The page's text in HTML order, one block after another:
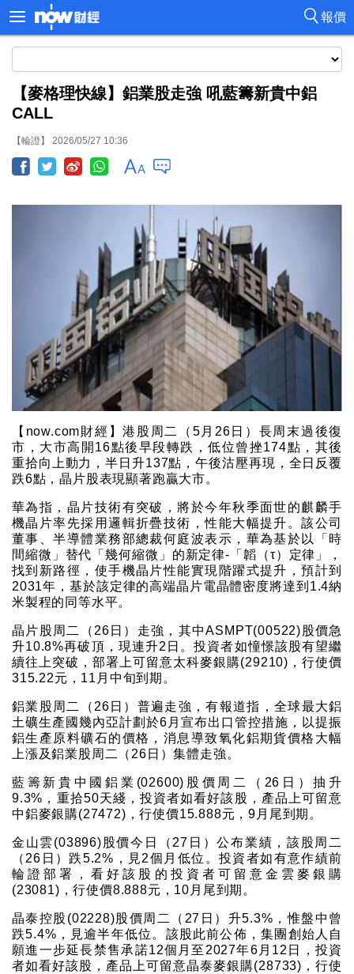
報價
【麥格理快線】鋁業股走強 吼藍籌新貴中鋁
CALL
【輪證】 2026/05/27 10:36
【now.com財經】港股周二（5月26日）長周末過後復
市，大市高開16點後早段轉跌，低位曾挫174點，其後
重拾向上動力，半日升137點，午後沽壓再現，全日反覆
跌6點，晶片股表現顯著跑贏大市。
華為指，晶片技術有突破，將於今年秋季面世的麒麟手
機晶片率先採用邏輯折疊技術，性能大幅提升。該公司
董事、半導體業務部總裁何庭波表示，華為基於以「時
間縮微」替代「幾何縮微」的新定律-「韜（τ）定律」，
找到新路徑，使手機晶片性能實現階躍式提升，預計到
2031年，基於該定律的高端晶片電晶體密度將達到1.4納
米製程的同等水平。
晶片股周二（26日）走強，其中ASMPT(00522)股價急
升10.8%再破頂，現連升2日。投資者如憧憬該股有望繼
續往上突破，部署上可留意太科麥銀購(29210)，行使價
315.22元，11月中旬到期。
鋁業股周二（26日）普遍走強，有報道指，全球最大鋁
土礦生產國幾內亞計劃於6月宣布出口管控措施，以提振
鋁生產原料礦石的價格，消息導致氧化鋁期貨價格大幅
上漲及鋁業股周二（26日）集體走強。
藍籌新貴中國鋁業(02600)股價周二（26日）抽升
9.3%，重拾50天綫，投資者如看好該股，產品上可留意
中鋁麥銀購(27472)，行使價15.888元，9月尾到期。
金山雲(03896)股價今日（27日）公布業績，該股周二
（26日）跌5.2%，見2個月低位。投資者如有意作績前
輪證部署，看好該股的投資者可留意金雲麥銀購
(23081)，行使價8.888元，10月尾到期。
晶泰控股(02228)股價周二（27日）升5.3%，惟盤中曾
跌5.4%，見逾半年低位。該股此前公佈，集團創始人自
願進一步延長禁售承諾12個月至2027年6月12日，投資
者如看好該股，產品上可留意晶泰麥銀購(28733)，行使